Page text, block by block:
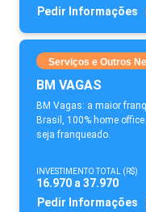
Pedir Informações
Serviços e Outros
BM VAGAS
BM Vagas: a maior
Brasil, 100% home
seja franqueado.
INVESTIMENTO TOTAL (R$)
16.970 a 37.970
Pedir Informações